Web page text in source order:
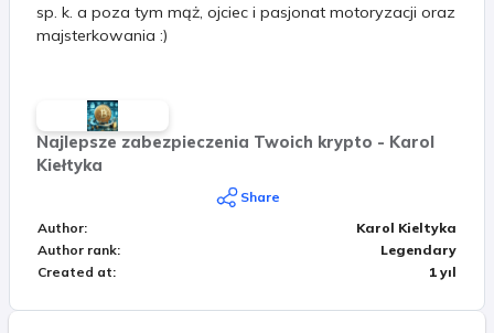
sp. k. a poza tym mąż, ojciec i pasjonat motoryzacji oraz
majsterkowania :)
Najlepsze zabezpieczenia Twoich krypto - Karol
Kiełtyka
Share
Author:
Karol Kieltyka
Author rank:
Legendary
Created at: 1 yıl